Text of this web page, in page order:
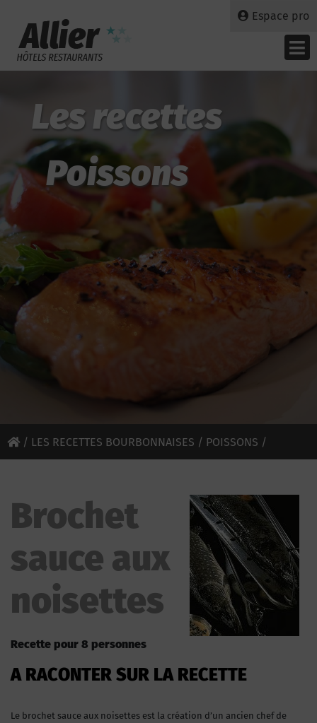
Espace pro
Les recettes
Poissons
/ LES RECETTES BOURBONNAISES / POISSONS /
Brochet
sauce aux
noisettes
Recette pour 8 personnes
A RACONTER SUR LA RECETTE
Le brochet sauce aux noisettes est la création d’un ancien chef de